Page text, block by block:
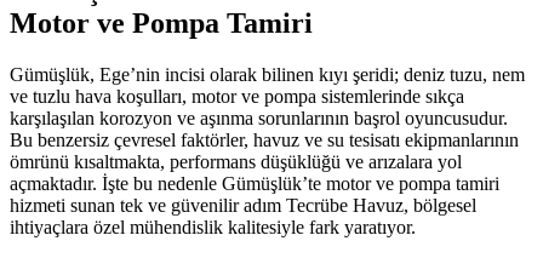
Motor ve Pompa Tamiri
Gümüşlük, Ege’nin incisi olarak bilinen kıyı şeridi; deniz tuzu, nem
ve tuzlu hava koşulları, motor ve pompa sistemlerinde sıkça
karşılaşılan korozyon ve aşınma sorunlarının başrol oyuncusudur.
Bu benzersiz çevresel faktörler, havuz ve su tesisatı ekipmanlarının
ömrünü kısaltmakta, performans düşüklüğü ve arızalara yol
açmaktadır. İşte bu nedenle Gümüşlük’te motor ve pompa tamiri
hizmeti sunan tek ve güvenilir adım Tecrübe Havuz, bölgesel
ihtiyaçlara özel mühendislik kalitesiyle fark yaratıyor.